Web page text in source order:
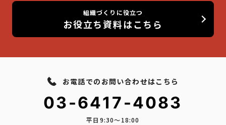
組織づくりに役立つ
お役立ち資料はこちら
お電話でのお問い合わせはこちら
03-6417-4083
平日9:30〜18:00